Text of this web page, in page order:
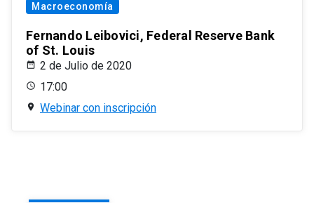
Macroeconomía
Fernando Leibovici, Federal Reserve Bank
of St. Louis
2 de Julio de 2020
17:00
Webinar con inscripción